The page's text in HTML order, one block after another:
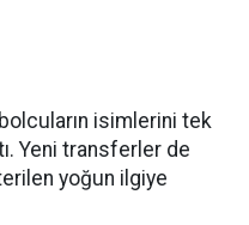
isimlerini tek
Yeni transferler de
yoğun ilgiye